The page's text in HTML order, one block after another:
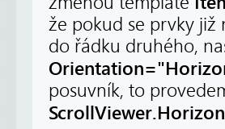
že pokud se prvky
do řádku druhého,
posuvník, to